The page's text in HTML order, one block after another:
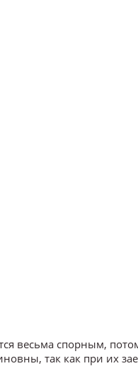
весьма спорным,
так как при их